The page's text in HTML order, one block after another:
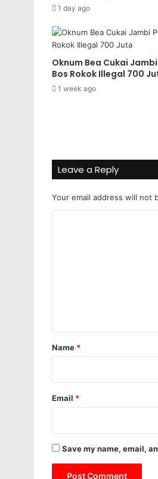
1 day ago
Oknum Bea Cukai
Bos Rokok Illegal 700
1 week ago
Leave a Reply
Your email address will not
*
Name *
Email *
Save my name, email,